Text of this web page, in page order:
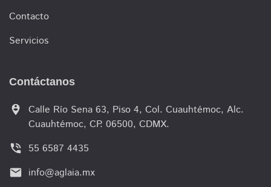
Contacto
Servicios
Contáctanos
person_pin_circle
Calle Río Sena 63, Piso 4, Col. Cuauhtémoc, Alc.
Cuauhtémoc, CP. 06500, CDMX.
phone_in_talk 55 6587 4435
email info@aglaia.mx